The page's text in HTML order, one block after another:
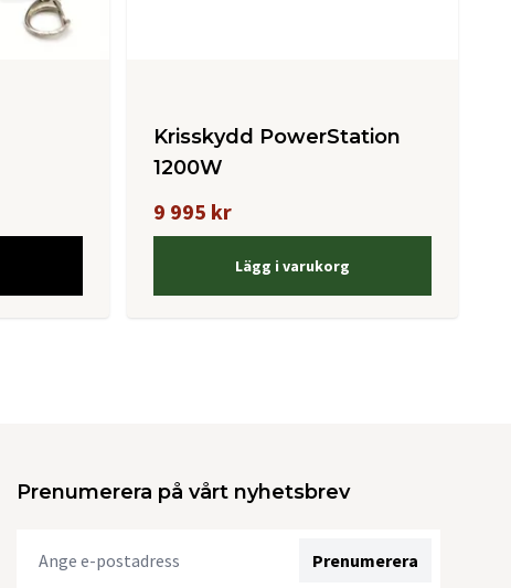
Krisskydd PowerStation
1200W
9 995 kr
Lägg i varukorg
Prenumerera på vårt nyhetsbrev
Prenumerera